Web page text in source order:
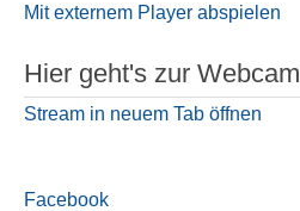
Mit externem Player abspielen
Hier geht's zur Webcam
Stream in neuem Tab öffnen
Facebook